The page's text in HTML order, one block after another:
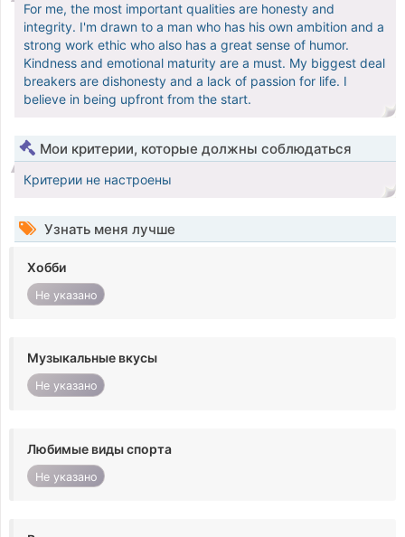
For me, the most important qualities are honesty and
integrity. I'm drawn to a man who has his own ambition and a
strong work ethic who also has a great sense of humor.
Kindness and emotional maturity are a must. My biggest deal
breakers are dishonesty and a lack of passion for life. I
believe in being upfront from the start.
Мои критерии, которые должны соблюдаться
Критерии не настроены
Узнать меня лучше
Хобби
Не указано
Музыкальные вкусы
Не указано
Любимые виды спорта
Не указано